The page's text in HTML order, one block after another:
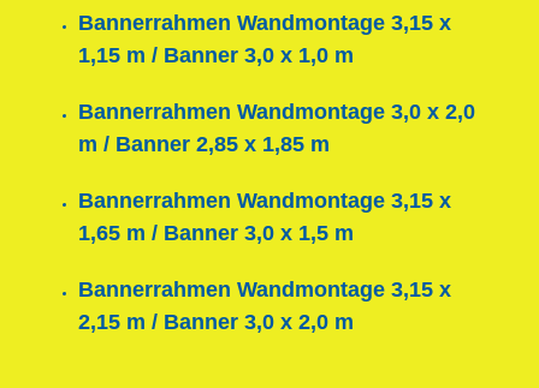
Bannerrahmen Wandmontage 3,15 x
1,15 m / Banner 3,0 x 1,0 m
Bannerrahmen Wandmontage 3,0 x 2,0
m / Banner 2,85 x 1,85 m
Bannerrahmen Wandmontage 3,15 x
1,65 m / Banner 3,0 x 1,5 m
Bannerrahmen Wandmontage 3,15 x
2,15 m / Banner 3,0 x 2,0 m